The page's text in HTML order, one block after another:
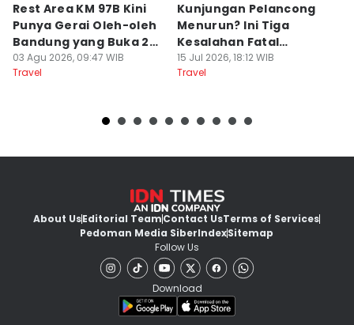
Rest Area KM 97B Kini
Punya Gerai Oleh-oleh
Bandung yang Buka 24
Jam
03 Agu 2026, 09:47 WIB
Travel
Kunjungan Pelancong
Menurun? Ini Tiga
Kesalahan Fatal
Pengelola Wisata
15 Jul 2026, 18:12 WIB
Travel
About UsEditorial TeamContact UsTerms of Services
Pedoman Media SiberIndexSitemap
Follow Us
Download